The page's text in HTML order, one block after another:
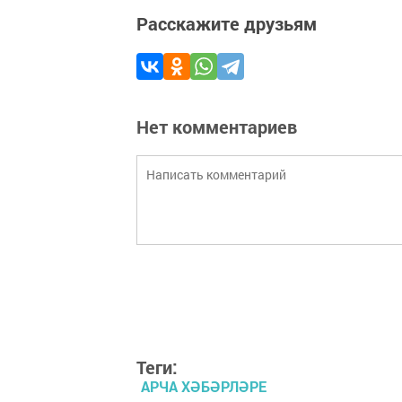
Расскажите друзьям
Нет комментариев
Теги:
АРЧА ХӘБӘРЛӘРЕ